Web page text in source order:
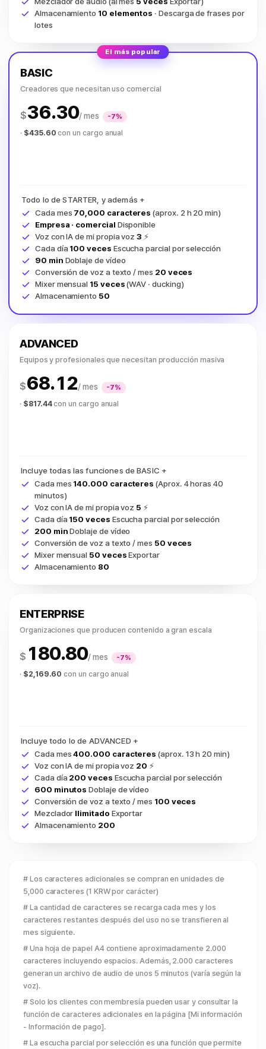
Almacenamiento 10 elementos · Descarga de frases por
lotes
El más popular
BASIC
Creadores que necesitan uso comercial
$36.30/ mes -7%
· $435.60 con un cargo anual
Todo lo de STARTER, y además +
Cada mes 70,000 caracteres (aprox. 2 h 20 min)
Empresa · comercial Disponible
Voz con IA de mi propia voz3 ⚡
Cada día 100 veces Escucha parcial por selección
90 min Doblaje de vídeo
Conversión de voz a texto / mes 20 veces
Mixer mensual 15 veces(WAV · ducking)
Almacenamiento 50
ADVANCED
Equipos y profesionales que necesitan producción masiva
$68.12/ mes -7%
· $817.44con un cargo anual
Incluye todas las funciones de BASIC +
Cada mes 140.000 caracteres (Aprox. 4 horas 40
minutos)
Voz con IA de mi propia voz 5 ⚡
Cada día 150 veces Escucha parcial por selección
200 minDoblaje de vídeo
Conversión de voz a texto / mes 50 veces
Mixer mensual 50 vecesExportar
Almacenamiento 80
ENTERPRISE
Organizaciones que producen contenido a gran escala
$ 180.80/ mes -7%
· $2,169.60 con un cargo anual
Incluye todo lo de ADVANCED +
Cada mes400.000 caracteres (aprox. 13 h 20 min)
Voz con IA de mi propia voz 20 ⚡
Cada día 200 veces Escucha parcial por selección
600 minutos Doblaje de vídeo
Conversión de voz a texto / mes 100 veces
Mezclador Ilimitado Exportar
Almacenamiento 200
# Los caracteres adicionales se compran en unidades de
5,000 caracteres (1 KRW por carácter)
# La cantidad de caracteres se recarga cada mes y los
caracteres restantes después del uso no se transfieren al
mes siguiente.
# Una hoja de papel A4 contiene aproximadamente 2.000
caracteres incluyendo espacios. Además, 2.000 caracteres
generan un archivo de audio de unos 5 minutos (varía según la
voz).
# Solo los clientes con membresía pueden usar y consultar la
función de caracteres adicionales en la página [Mi información
- Información de pago].
# La escucha parcial por selección es una función que permite